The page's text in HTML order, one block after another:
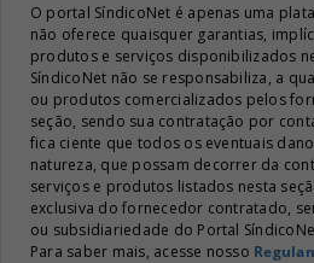
O portal SíndicoNet é apenas uma
não oferece quaisquer garantias,
produtos e serviços disponibilizados
SíndicoNet não se responsabiliza, a
ou produtos comercializados pelos
seção, sendo sua contratação por
fica ciente que todos os eventuais
natureza, que possam decorrer da
serviços e produtos listados nesta
exclusiva do fornecedor contratado,
ou subsidiariedade do Portal
Para saber mais, acesse nosso